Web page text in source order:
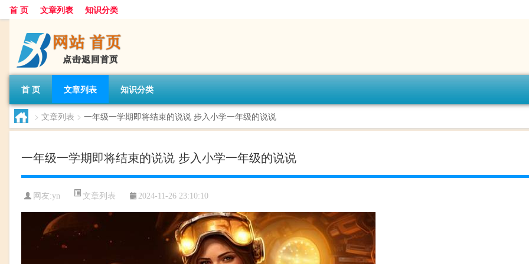
首 页 文章列表 知识分类
首 页 文章列表 知识分类
> 文章列表 > 一年级一学期即将结束的说说 步入小学一年级的说说
一年级一学期即将结束的说说 步入小学一年级的说说
网友:yn 文章列表 2024-11-26 23:10:10